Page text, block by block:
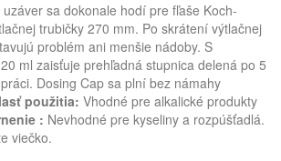
sa dokonale hodí pre fľaše Koch-
trubičky 270 mm. Po skrátení výtlačnej
problém ani menšie nádoby. S
ml zaisťuje prehľadná stupnica delená po 5
Dosing Cap sa plní bez námahy
použitia: Vhodné pre alkalické produkty
: Nevhodné pre kyseliny a rozpúšťadlá.
viečko.